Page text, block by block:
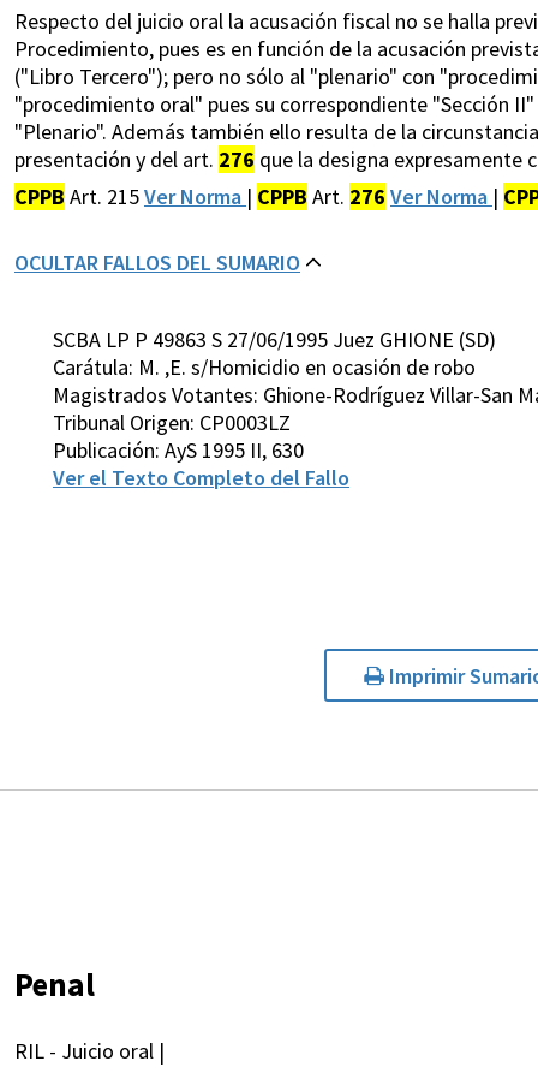
Respecto del juicio oral la acusación fiscal no se halla
Procedimiento, pues es en función de la acusación
("Libro Tercero"); pero no sólo al "plenario" con
"procedimiento oral" pues su correspondiente "Sección
"Plenario". Además también ello resulta de la
presentación y del art. 276 que la designa expresamente
CPPB Art. 215Ver Norma | CPPB Art. 276 Ver Norma |
OCULTAR FALLOS DEL SUMARIO
SCBA LP P 49863 S 27/06/1995 Juez GHIONE (SD)
Carátula: M. ,E. s/Homicidio en ocasión de robo
Magistrados Votantes: Ghione-Rodríguez Villar-San
Tribunal Origen: CP0003LZ
Publicación: AyS 1995 II, 630
Ver el Texto Completo del Fallo
Imprimir
Penal
RIL - Juicio oral |